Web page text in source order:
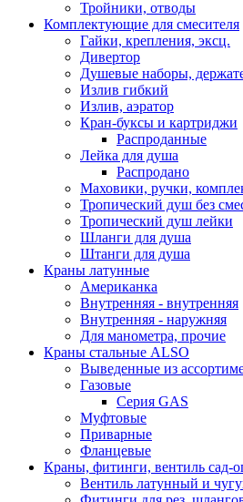
Тройники, отводы
Комплектующие для смесителя
Гайки, крепления, эксц.
Дивертор
Душевые наборы,
Излив гибкий
Излив, аэратор
Кран-буксы и картриджи
Распроданные
Лейка для душа
Распродано
Маховики, ручки,
Тропический душ без
Тропический душ лейки
Шланги для душа
Штанги для душа
Краны латунные
Американка
Внутренняя - внутренняя
Внутренняя - наружняя
Для манометра, прочие
Краны стальные ALSO
Выведенные из
Газовые
Серия GAS
Муфтовые
Приварные
Фланцевые
Краны, фитинги, вентиль сад-
Вентиль латунный и